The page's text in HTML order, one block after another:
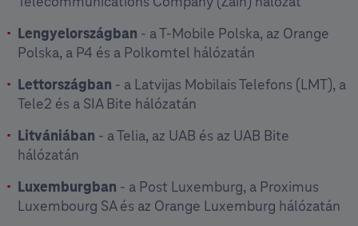
Lengyelországban - a T-Mobile Polska, az Orange
Polska, a P4 és a Polkomtel hálózatán
Lettországban - a Latvijas Mobilais Telefons (LMT), a
Tele2 és a SIA Bite hálózatán
Litvániában - a Telia, az UAB és az UAB Bite
hálózatán
Luxemburgban - a Post Luxemburg, a Proximus
Luxembourg SA és az Orange Luxemburg hálózatán